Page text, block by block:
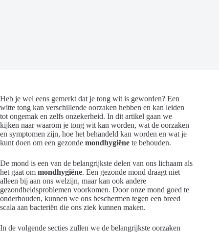
Heb je wel eens gemerkt dat je tong wit is geworden? Een
witte tong kan verschillende oorzaken hebben en kan leiden
tot ongemak en zelfs onzekerheid. In dit artikel gaan we
kijken naar waarom je tong wit kan worden, wat de oorzaken
en symptomen zijn, hoe het behandeld kan worden en wat je
kunt doen om een gezonde mondhygiëne te behouden.
De mond is een van de belangrijkste delen van ons lichaam als
het gaat om mondhygiëne. Een gezonde mond draagt niet
alleen bij aan ons welzijn, maar kan ook andere
gezondheidsproblemen voorkomen. Door onze mond goed te
onderhouden, kunnen we ons beschermen tegen een breed
scala aan bacteriën die ons ziek kunnen maken.
In de volgende secties zullen we de belangrijkste oorzaken